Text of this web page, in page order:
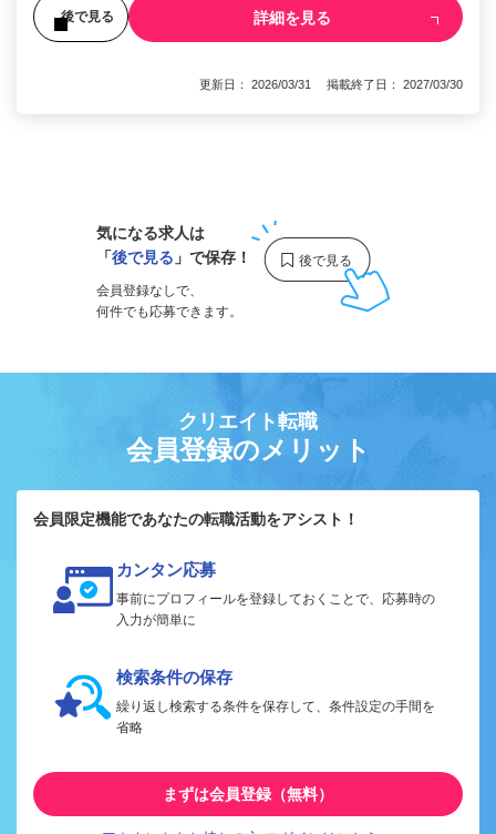
後で見る 詳細を見る
更新日： 2026/03/31 掲載終了日： 2027/03/30
気になる求人は
「後で見る 」で保存！
会員登録なしで、
何件でも応募できます。
クリエイト転職
会員登録のメリット
会員限定機能であなたの転職活動をアシスト！
カンタン応募
事前にプロフィールを登録しておくことで、応募時の
入力が簡単に
検索条件の保存
繰り返し検索する条件を保存して、条件設定の手間を
省略
まずは会員登録（無料）